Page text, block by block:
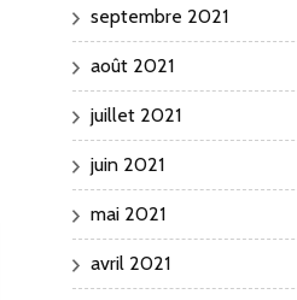
septembre 2021
août 2021
juillet 2021
juin 2021
mai 2021
avril 2021